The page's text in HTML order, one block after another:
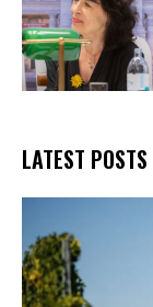
LATEST POSTS